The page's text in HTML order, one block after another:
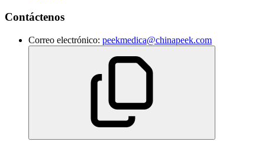
Contáctenos
Correo electrónico: peekmedica@chinapeek.com